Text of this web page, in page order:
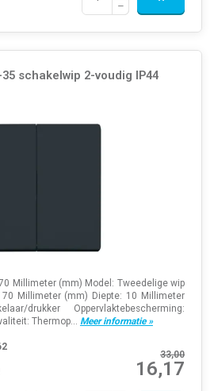
schakelwip 2-voudig IP44
Millimeter (mm) Model: Tweedelige wip
70 Millimeter (mm) Diepte: 10 Millimeter
drukker Oppervlaktebescherming:
Thermop... Meer informatie »
33,00
16,17